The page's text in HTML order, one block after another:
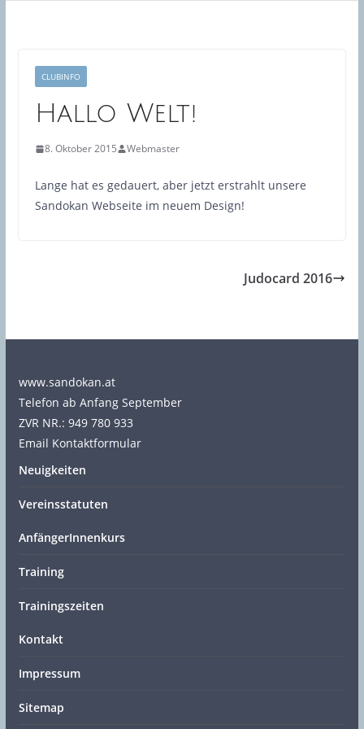
CLUBINFO
Hallo Welt!
8. Oktober 2015 Webmaster
Lange hat es gedauert, aber jetzt erstrahlt unsere
Sandokan Webseite im neuem Design!
Judocard 2016
www.sandokan.at
Telefon ab Anfang September
ZVR NR.: 949 780 933
Email Kontaktformular
Neuigkeiten
Vereinsstatuten
AnfängerInnenkurs
Training
Trainingszeiten
Kontakt
Impressum
Sitemap